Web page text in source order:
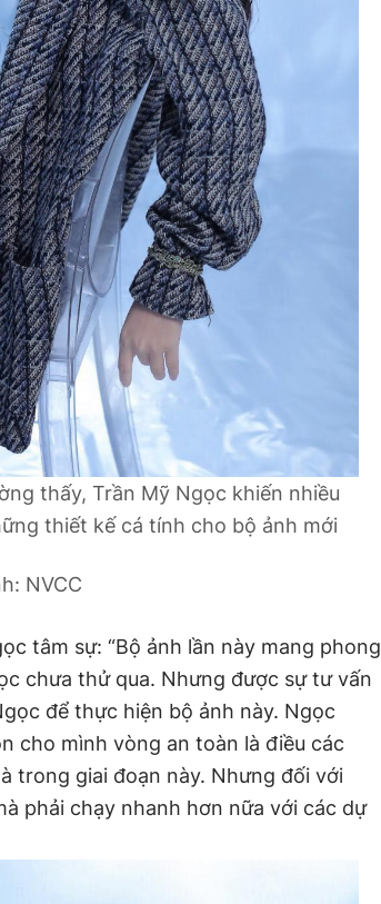
thấy, Trần Mỹ Ngọc khiến nhiều
thiết kế cá tính cho bộ ảnh mới
NVCC
tâm sự: “Bộ ảnh lần này mang phong
chưa thử qua. Nhưng được sự tư vấn
để thực hiện bộ ảnh này. Ngọc
cho mình vòng an toàn là điều các
trong giai đoạn này. Nhưng đối với
phải chạy nhanh hơn nữa với các dự